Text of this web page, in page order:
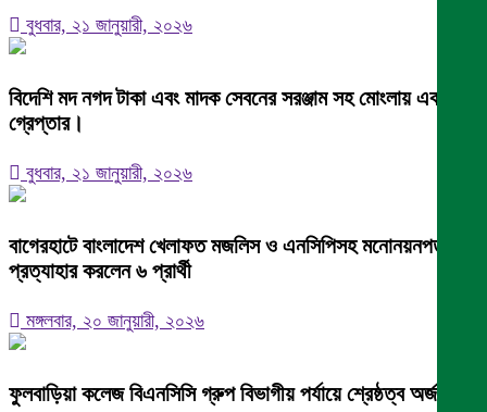
বুধবার, ২১ জানুয়ারী, ২০২৬
বিদেশি মদ নগদ টাকা এবং মাদক সেবনের সরঞ্জাম সহ মোংলায় এক নারী
গ্রেপ্তার।
বুধবার, ২১ জানুয়ারী, ২০২৬
বাগেরহাটে বাংলাদেশ খেলাফত মজলিস ও এনসিপিসহ মনোনয়নপত্র
প্রত্যাহার করলেন ৬ প্রার্থী
মঙ্গলবার, ২০ জানুয়ারী, ২০২৬
ফুলবাড়িয়া কলেজ বিএনসিসি গ্রুপ বিভাগীয় পর্যায়ে শ্রেষ্ঠত্ব অর্জন।